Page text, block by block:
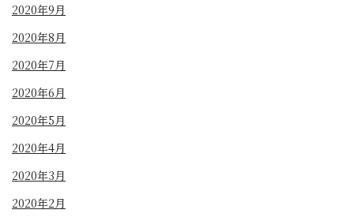
2020年9月
2020年8月
2020年7月
2020年6月
2020年5月
2020年4月
2020年3月
2020年2月